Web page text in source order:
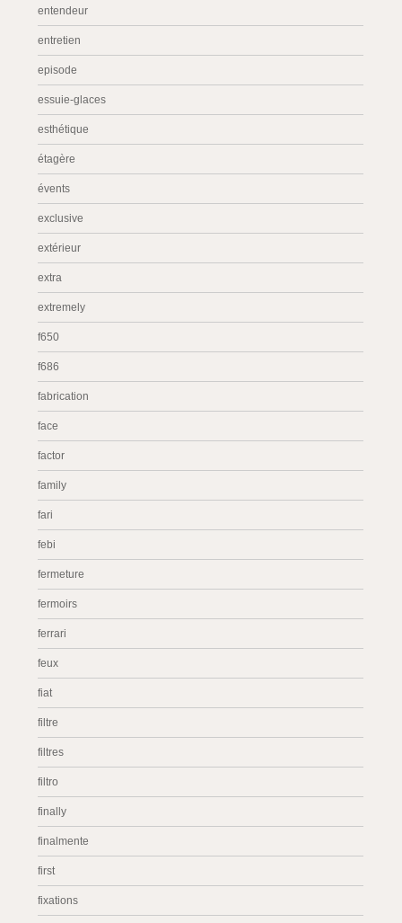
entendeur
entretien
episode
essuie-glaces
esthétique
étagère
évents
exclusive
extérieur
extra
extremely
f650
f686
fabrication
face
factor
family
fari
febi
fermeture
fermoirs
ferrari
feux
fiat
filtre
filtres
filtro
finally
finalmente
first
fixations